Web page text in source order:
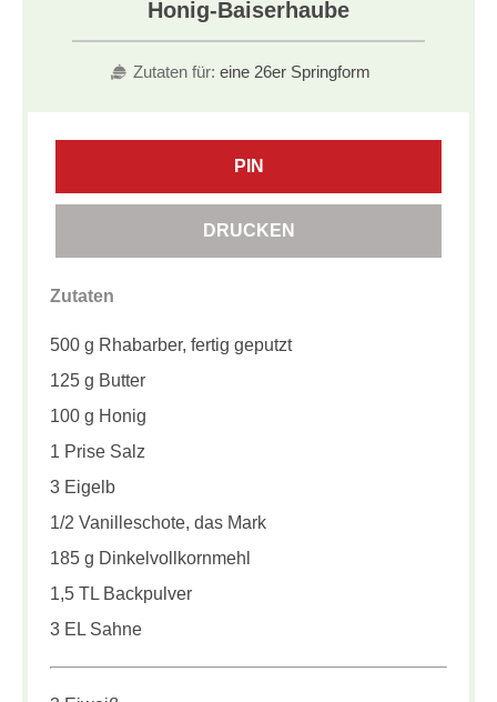
Honig-Baiserhaube
Zutaten für: eine 26er Springform
PIN
DRUCKEN
Zutaten
500 g Rhabarber, fertig geputzt
125 g Butter
100 g Honig
1 Prise Salz
3 Eigelb
1/2 Vanilleschote, das Mark
185 g Dinkelvollkornmehl
1,5 TL Backpulver
3 EL Sahne